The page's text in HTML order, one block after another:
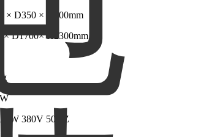
D350 × H800mm
D1700× H2300mm
380V 50HZ